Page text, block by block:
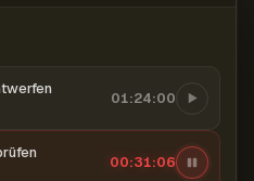
01:24:00
00:31:07